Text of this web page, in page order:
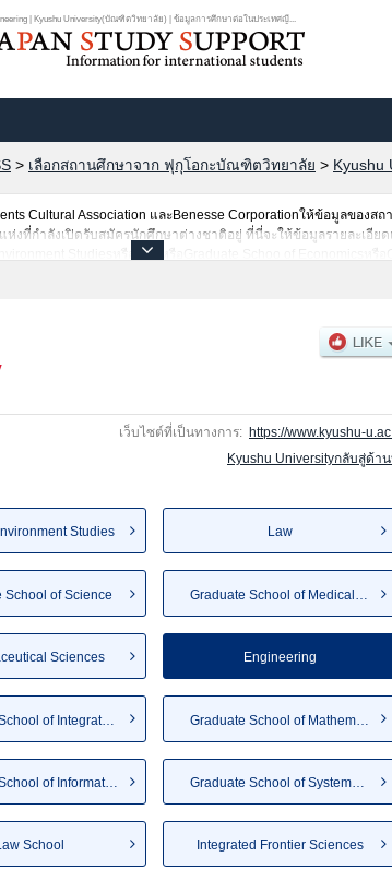
| Kyushu University(บัณฑิตวิทยาลัย) | ข้อมูลการศึกษาต่อในประเทศญี...
> เลือกสถานศึกษาจาก ฟุกุโอกะบัณฑิตวิทยาลัย > Kyushu
Cultural Association และBenesse Corporationให้ข้อมูลขอ
ที่กำลังเปิดรับสมัครนักศึกษาต่างชาติอยู่ ที่นี่จะให้ข้อมูลรายละเอียด
StudiesหรือLawหรือGraduate Schoo of Economicsหรื
ะนำสถานที่,การเดินทางเป็นต้นไว้ด้วยดังนั้นขอเชิญใช้บริการค้นห
เว็บไซต์ที่เป็นทางการ: https://www.kyushu-
Kyushu Universityกลับสู่ด้า
Studies Law
School of Science
Sciences Engineering
Graduate School of Integrated...
Graduate School of Informatio... Graduate School of Systems Li...
School Integrated Frontier Sciences